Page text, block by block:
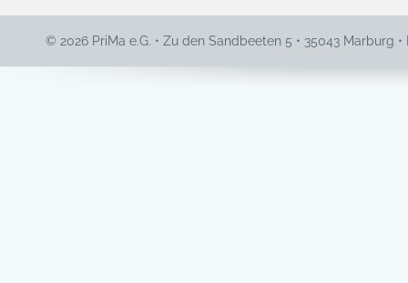
© 2026 PriMa e.G. • Zu den Sandbeeten 5 • 35043 Marburg •